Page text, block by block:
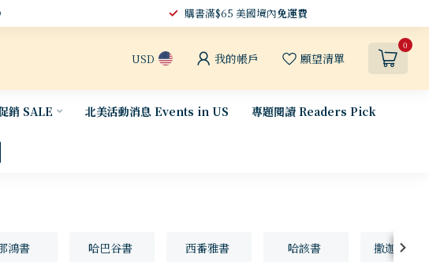
購書滿$65 美國境內免運費
USD 我的帳戶 願望清單
0
銷 SALE 北美活動消息 Events in US 專題閱讀 Readers Pick
鴻書 哈巴谷書 西番雅書 哈該書 撒迦利亞書